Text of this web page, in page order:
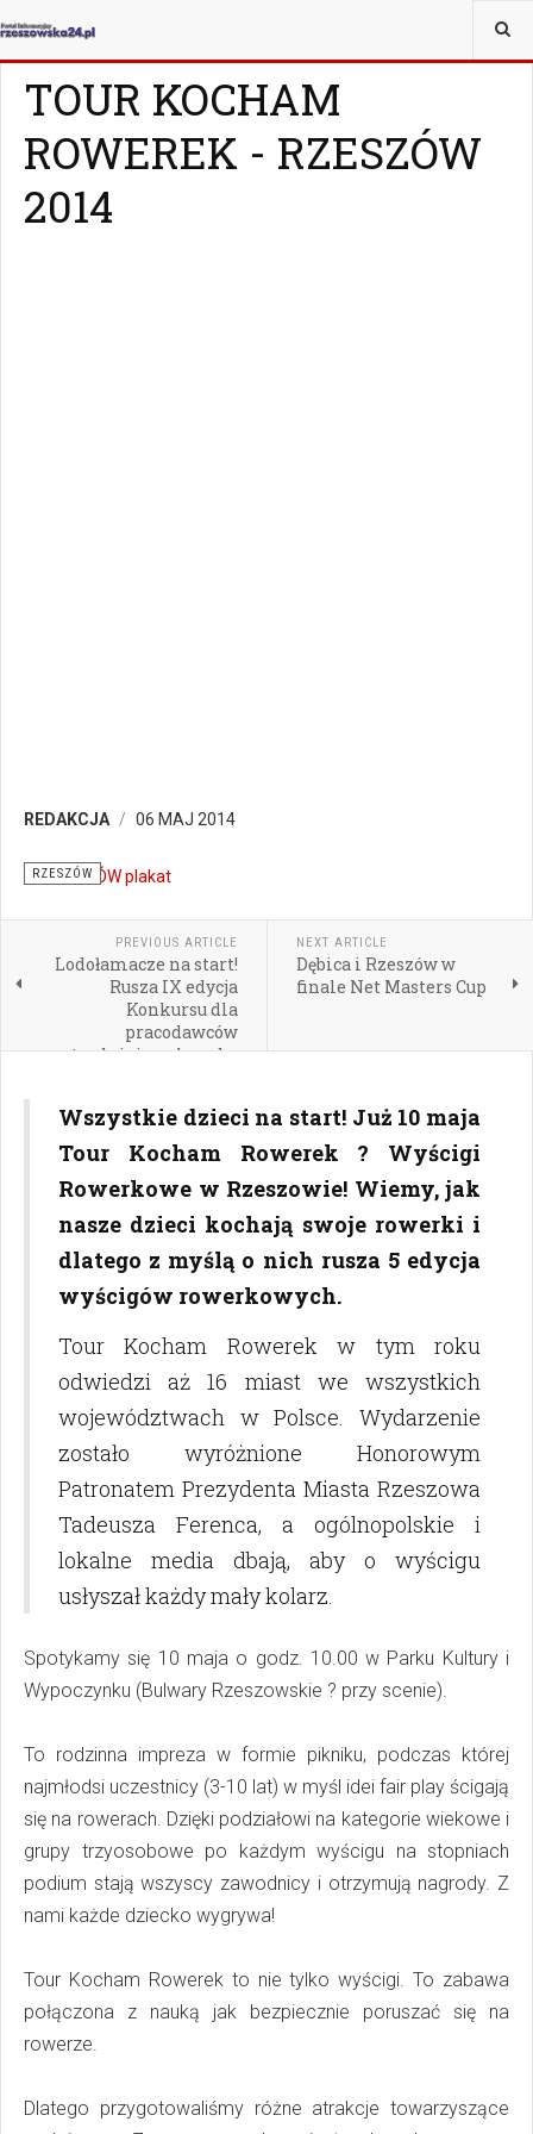
JESTEŚ TUTAJ:
TOUR KOCHAM
ROWEREK - RZESZÓW
2014
REDAKCJA 06 MAJ 2014
RZESZÓW
PREVIOUS ARTICLE
Lodołamacze na start!
Rusza IX edycja
Konkursu dla
pracodawców
zatrudniających osoby
NEXT ARTICLE
Dębica i Rzeszów w
finale Net Masters Cup
Wszystkie dzieci na start! Już 10 maja
Tour Kocham Rowerek ? Wyścigi
Rowerkowe w Rzeszowie! Wiemy, jak
nasze dzieci kochają swoje rowerki i
dlatego z myślą o nich rusza 5 edycja
wyścigów rowerkowych.
Tour Kocham Rowerek w tym roku
odwiedzi aż 16 miast we wszystkich
województwach w Polsce. Wydarzenie
zostało wyróżnione Honorowym
Patronatem Prezydenta Miasta Rzeszowa
Tadeusza Ferenca, a ogólnopolskie i
lokalne media dbają, aby o wyścigu
usłyszał każdy mały kolarz.
Spotykamy się 10 maja o godz. 10.00 w Parku Kultury i
Wypoczynku (Bulwary Rzeszowskie ? przy scenie).
To rodzinna impreza w formie pikniku, podczas której
najmłodsi uczestnicy (3-10 lat) w myśl idei fair play ścigają
się na rowerach. Dzięki podziałowi na kategorie wiekowe i
grupy trzyosobowe po każdym wyścigu na stopniach
podium stają wszyscy zawodnicy i otrzymują nagrody. Z
nami każde dziecko wygrywa!
Tour Kocham Rowerek to nie tylko wyścigi. To zabawa
połączona z nauką jak bezpiecznie poruszać się na
rowerze.
Dlatego przygotowaliśmy różne atrakcje towarzyszące